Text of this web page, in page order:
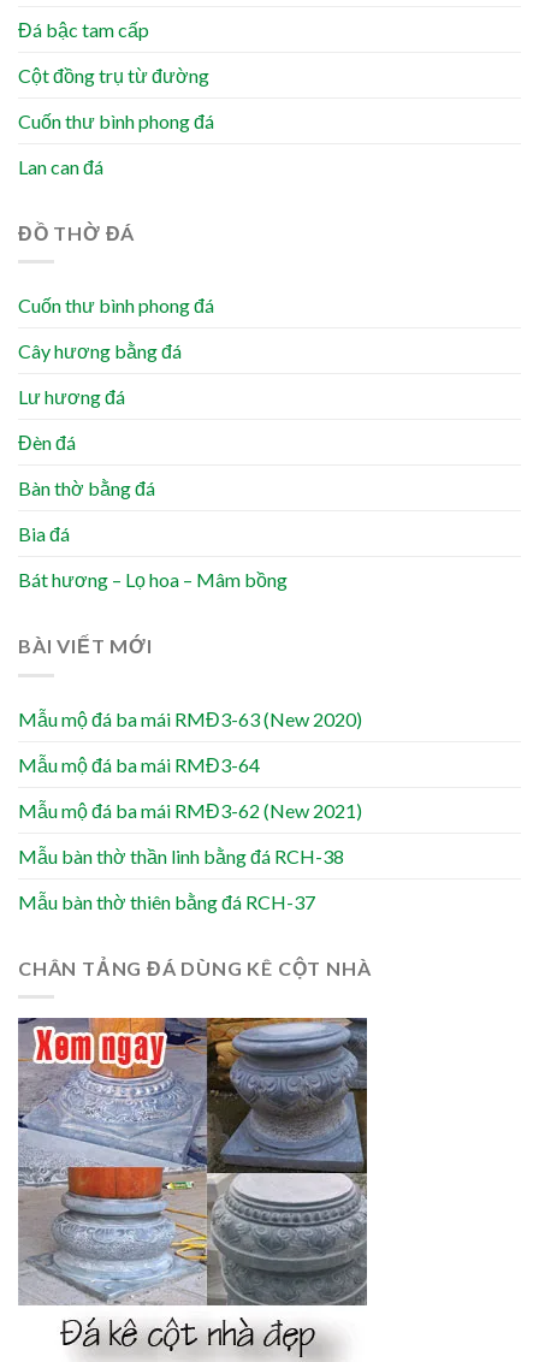
Đá bậc tam cấp
Cột đồng trụ từ đường
Cuốn thư bình phong đá
Lan can đá
ĐỒ THỜ ĐÁ
Cuốn thư bình phong đá
Cây hương bằng đá
Lư hương đá
Đèn đá
Bàn thờ bằng đá
Bia đá
Bát hương – Lọ hoa – Mâm bồng
BÀI VIẾT MỚI
Mẫu mộ đá ba mái RMĐ3-63 (New 2020)
Mẫu mộ đá ba mái RMĐ3-64
Mẫu mộ đá ba mái RMĐ3-62 (New 2021)
Mẫu bàn thờ thần linh bằng đá RCH-38
Mẫu bàn thờ thiên bằng đá RCH-37
CHÂN TẢNG ĐÁ DÙNG KÊ CỘT NHÀ